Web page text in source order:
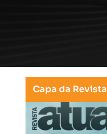
Capa da Revista